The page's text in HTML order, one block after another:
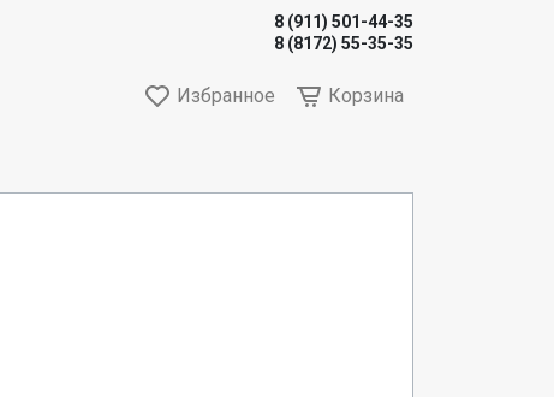
8 (911) 501-44-35
8 (8172) 55-35-35
Избранное Корзина